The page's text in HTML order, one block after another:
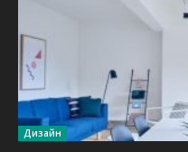
Дизайн